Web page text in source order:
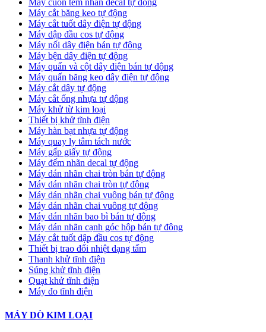
Máy cuốn tem nhãn decal tự động
Máy cắt băng keo tự động
Máy cắt tuốt dây điện tự động
Máy dập đầu cos tự động
Máy nối dây điện bán tự động
Máy bện dây điện tự động
Máy quấn và cột dây điện bán tự động
Máy quấn băng keo dây điện tự động
Máy cắt dây tự động
Máy cắt ống nhựa tự động
Máy khử từ kim loại
Thiết bị khử tĩnh điện
Máy hàn bạt nhựa tự động
Máy quay ly tâm tách nước
Máy gấp giấy tự động
Máy đếm nhãn decal tự động
Máy dán nhãn chai tròn bán tự động
Máy dán nhãn chai tròn tự động
Máy dán nhãn chai vuông bán tự động
Máy dán nhãn chai vuông tự động
Máy dán nhãn bao bì bán tự động
Máy dán nhãn cạnh góc hộp bán tự động
Máy cắt tuốt dập đầu cos tự động
Thiết bị trao đổi nhiệt dạng tấm
Thanh khử tĩnh điện
Súng khử tĩnh điện
Quạt khử tĩnh điện
Máy đo tĩnh điện
MÁY DÒ KIM LOẠI